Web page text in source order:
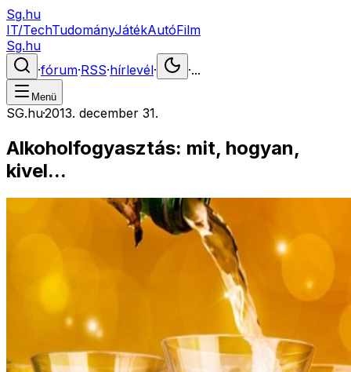
Sg.hu
IT/TechTudományJátékAutóFilm
Sg.hu
·fórum·RSS·hírlevél· ·...
Menü
SG.hu·2013. december 31.
Alkoholfogyasztás: mit, hogyan,
kivel...